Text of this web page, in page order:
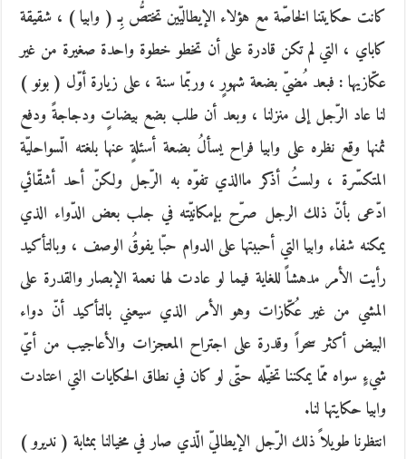
كانت حكايتنا الخاصّة مع هؤلاء الإيطاليّين تختصُّ بِـ ( وابيا ) ، شقيقة
كاباي ، التي لم تكن قادرة على أن تخطو خطوة واحدة صغيرة من غير
عكّازيها : فبعد مُضيّ بضعة شهورٍ ، وربّما سنة ، على زيارة أوّل ( بونو )
لنا عاد الرّجل إلى منزلنا ، وبعد أن طلب بضع بيضاتٍ ودجاجةً ودفع
ثمنها وقع نظره على وابيا فراح يسألُ بضعة أسئلةٍ عنها بلغته الّسواحليّة
المتكسّرة ، ولستُ أذكر ماالذي تفوّه به الرّجل ولكنّ أحد أشقّائي
ادّعى بأنّ ذلك الرجل صرّح بإمكانيّته في جلب بعض الدّواء الذي
يمكنه شفاء وابيا التي أحببتها على الدوام حبّا يفوقُ الوصف ، وبالتأكيد
رأيت الأمر مدهشاً للغاية فيما لو عادت لها نعمة الإبصار والقدرة على
المشي من غير عُكّازات وهو الأمر الذي سيعني بالتأكيد أنّ دواء
البيض أكثر سحراً وقدرة على اجتراح المعجزات والأعاجيب من أيّ
شيءٍ سواه ممّا يمكننا تخيّله حتّى لو كان في نطاق الحكايات التي اعتادت
وابيا حكايتها لنا.
انتظرنا طويلاً ذلك الرّجل الإيطاليّ الّذي صار في مخيالنا بمثابة ( نديرو )